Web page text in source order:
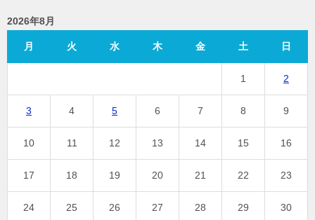
2026年8月
月 火 水 木 金 土 日
1 2
3 4 5 6 7 8 9
10 11 12 13 14 15 16
17 18 19 20 21 22 23
24 25 26 27 28 29 30